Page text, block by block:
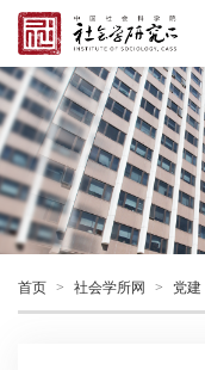
首页 > 社会学所网 > 党建